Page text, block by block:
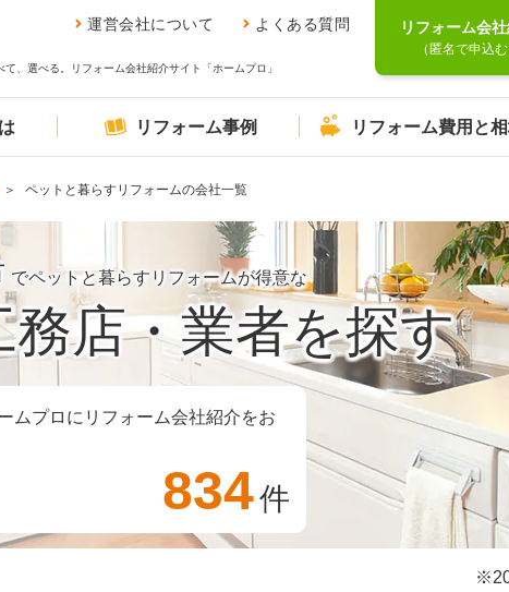
運営会社について よくある質問
て、選べる。リフォーム会社紹介サイト「ホームプロ」
リフォーム会
（匿名で申込む
リフォーム事例 リフォーム費用と
ペットと暮らすリフォームの会社一覧
でペットと暮らすリフォームが得意な
務店・業者を探す
ムプロにリフォーム会社紹介をお
834件